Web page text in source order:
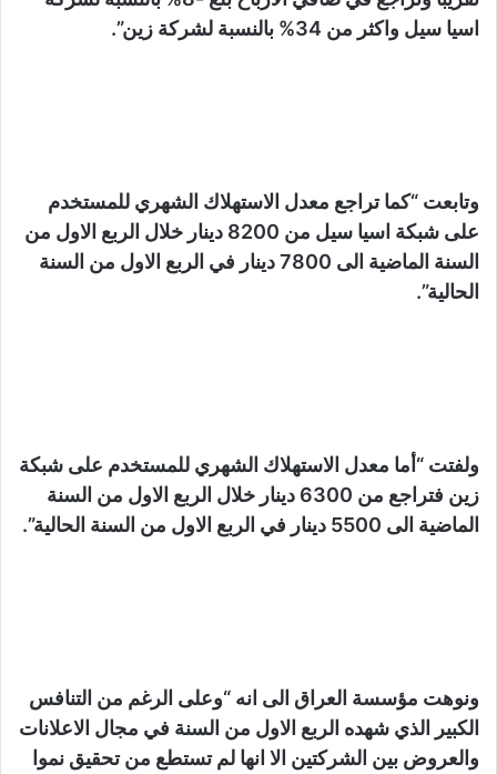
اسيا سيل واكثر من 34% بالنسبة لشركة زين”.
وتابعت “كما تراجع معدل الاستهلاك الشهري للمستخدم
على شبكة اسيا سيل من 8200 دينار خلال الربع الاول من
السنة الماضية الى 7800 دينار في الربع الاول من السنة
الحالية”.
ولفتت “أما معدل الاستهلاك الشهري للمستخدم على شبكة
زين فتراجع من 6300 دينار خلال الربع الاول من السنة
الماضية الى 5500 دينار في الربع الاول من السنة الحالية”.
ونوهت مؤسسة العراق الى انه “وعلى الرغم من التنافس
الكبير الذي شهده الربع الاول من السنة في مجال الاعلانات
والعروض بين الشركتين الا انها لم تستطع من تحقيق نموا